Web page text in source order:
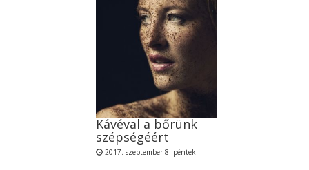
Kávéval a bőrünk
szépségéért
2017. szeptember 8. péntek